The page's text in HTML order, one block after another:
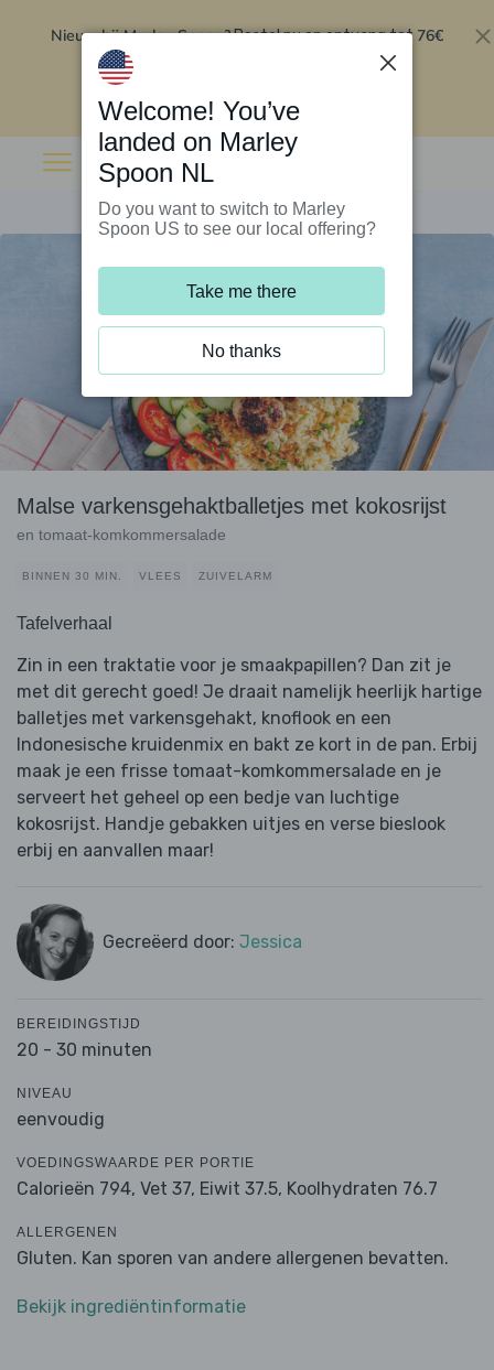
Nieuw bij Marley Spoon?Bestel nu en ontvang tot 76€
Malse varkensgehaktballetjes met kokosrijst
en tomaat-komkommersalade
BINNEN 30 MIN. VLEES ZUIVELARM
Tafelverhaal
Zin in een traktatie voor je smaakpapillen? Dan zit je
met dit gerecht goed! Je draait namelijk heerlijk hartige
balletjes met varkensgehakt, knoflook en een
Indonesische kruidenmix en bakt ze kort in de pan. Erbij
maak je een frisse tomaat-komkommersalade en je
serveert het geheel op een bedje van luchtige
kokosrijst. Handje gebakken uitjes en verse bieslook
erbij en aanvallen maar!
Gecreëerd door: Jessica
BEREIDINGSTIJD
20 - 30 minuten
NIVEAU
eenvoudig
VOEDINGSWAARDE PER PORTIE
Calorieën 794, Vet 37, Eiwit 37.5, Koolhydraten 76.7
ALLERGENEN
Gluten. Kan sporen van andere allergenen bevatten.
Bekijk ingrediëntinformatie
Welcome! You’ve
landed on Marley
Spoon NL
Do you want to switch to Marley
Spoon US to see our local offering?
Take me there
No thanks